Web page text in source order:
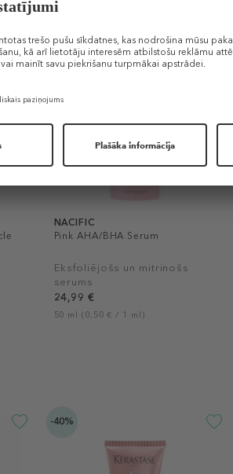
NACIFIC
Pink AHA/BHA Serum
Eksfoliējošs un mitrinošs
serums
24,99 €
50 ml (0,50 € / 1 ml)
-40%